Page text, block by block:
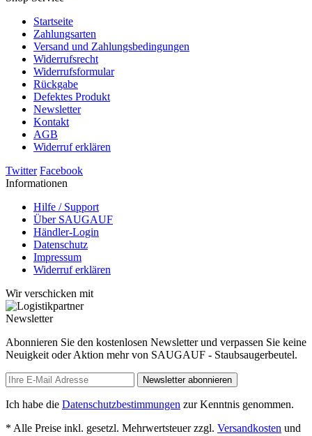
Startseite
Zahlungsarten
Versand und Zahlungsbedingungen
Widerrufsrecht
Widerrufsformular
Rückgabe
Defektes Produkt
Newsletter
Kontakt
AGB
Widerruf erklären
Twitter Facebook
Informationen
Hilfe / Support
Über SAUGAUF
Händler-Login
Datenschutz
Impressum
Widerruf erklären
Wir verschicken mit
Newsletter
Abonnieren Sie den kostenlosen Newsletter und verpassen Sie keine
Neuigkeit oder Aktion mehr von SAUGAUF - Staubsaugerbeutel.
Newsletter abonnieren
Ich habe die Datenschutzbestimmungen zur Kenntnis genommen.
* Alle Preise inkl. gesetzl. Mehrwertsteuer zzgl. Versandkosten und